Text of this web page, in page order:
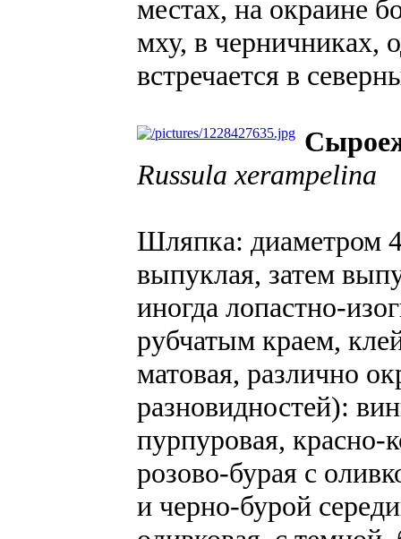
местах, на окраине
мху, в черничниках,
встречается в
Russula xerampelina
Шляпка: диаметром
выпуклая, затем
иногда лопастно-
рубчатым краем,
матовая, различно
разновидностей):
пурпуровая, красно-
розово-бурая с
и черно-бурой